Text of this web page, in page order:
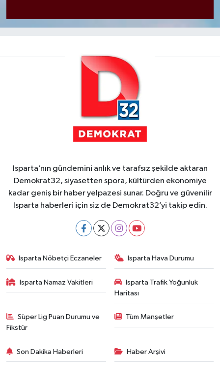
Isparta’nın gündemini anlık ve tarafsız şekilde aktaran
Demokrat32, siyasetten spora, kültürden ekonomiye
kadar geniş bir haber yelpazesi sunar. Doğru ve güvenilir
Isparta haberleri için siz de Demokrat32’yi takip edin.
Isparta Nöbetçi Eczaneler Isparta Hava Durumu
Isparta Namaz Vakitleri
Isparta Trafik Yoğunluk
Haritası
Süper Lig Puan Durumu ve
Fikstür
Tüm Manşetler
Son Dakika Haberleri Haber Arşivi